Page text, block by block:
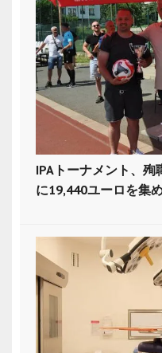
IPAトーナメント、
に19,440ユーロを集